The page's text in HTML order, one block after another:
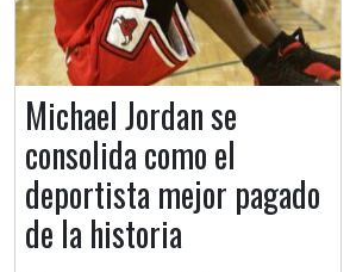
Michael Jordan se
consolida como el
deportista mejor pagado
de la historia